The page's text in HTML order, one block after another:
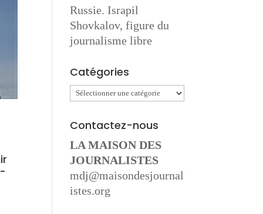
Russie. Israpil
Shovkalov, figure du
journalisme libre
Catégories
Catégories
Contactez-nous
LA MAISON DES
JOURNALISTES
mdj@maisondesjournal
istes.org